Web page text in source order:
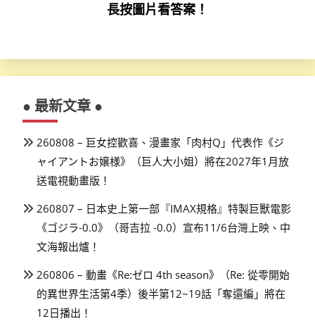
長按圖片看答案！
● 最新文章 ●
260808 – 巨女控歡喜、漫畫家「肉村Q」代表作《ジ
ャイアントお嬢様》（巨人大小姐）將在2027年1月放
送電視動畫版！
260807 – 日本史上第一部『IMAX規格』特製巨獸電影
《ゴジラ-0.0》（哥吉拉 -0.0）宣布11/6台灣上映、中
文海報出爐！
260806 – 動畫《Re:ゼロ 4th season》（Re: 從零開始
的異世界生活第4季）後半第12~19話「奪還編」將在
12日播出！